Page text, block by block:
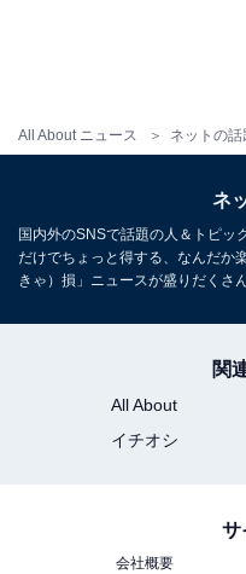
All About ニュース ネットの話
ネ
国内外のSNSで話題の人＆トピッ
だけでちょっと得する、なんだか
きゃ）損」ニュースが盛りだくさん
関
All About
イチオシ
サ
会社概要